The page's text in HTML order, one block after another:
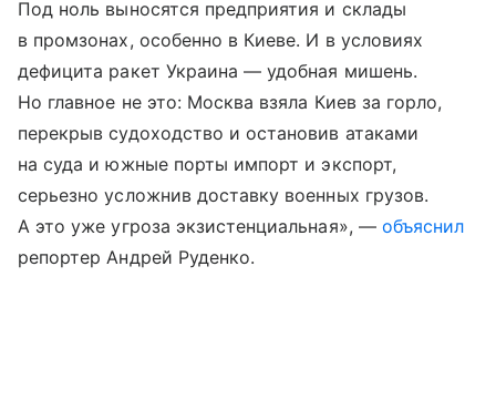
Под ноль выносятся предприятия и склады
в промзонах, особенно в Киеве. И в условиях
дефицита ракет Украина — удобная мишень.
Но главное не это: Москва взяла Киев за горло,
перекрыв судоходство и остановив атаками
на суда и южные порты импорт и экспорт,
серьезно усложнив доставку военных грузов.
А это уже угроза экзистенциальная», — объяснил
репортер Андрей Руденко.